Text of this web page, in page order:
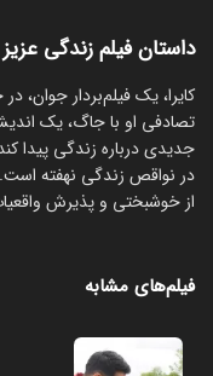
داستان فیلم زندگی عزیز
کایرا، یک فیلم‌بردار
تصادفی او با جاگ، یک
جدیدی درباره زندگی پیدا
در نواقص زندگی نهفته
از خوشبختی و پذیرش
فیلم‌های مشابه